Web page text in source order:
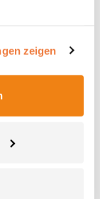
zeigen
/ 50%
Nr.: